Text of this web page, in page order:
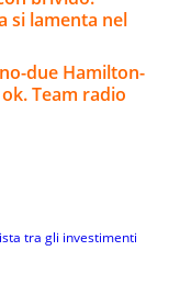
si lamenta nel
due Hamilton-
Team radio
tra gli investimenti